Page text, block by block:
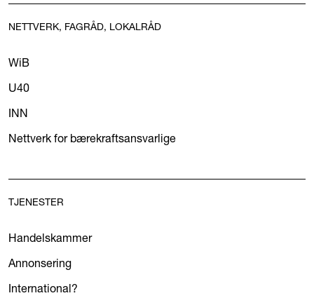
NETTVERK, FAGRÅD, LOKALRÅD
WiB
U40
INN
Nettverk for bærekraftsansvarlige
TJENESTER
Handelskammer
Annonsering
International?